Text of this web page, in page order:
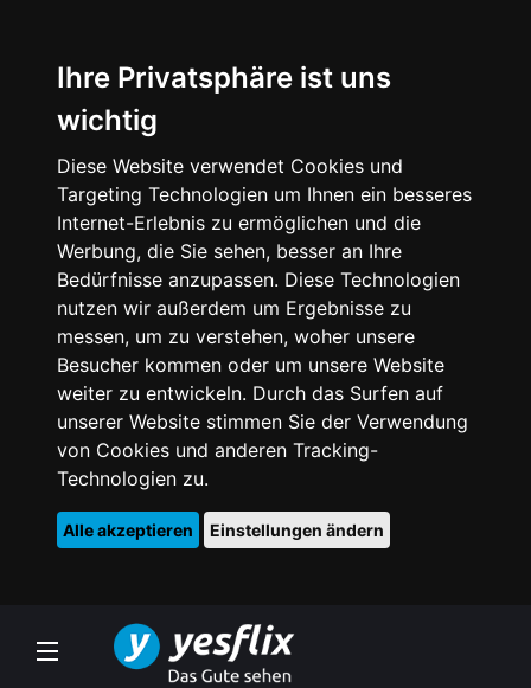
Ihre Privatsphäre ist uns
wichtig
Diese Website verwendet Cookies und
Targeting Technologien um Ihnen ein besseres
Internet-Erlebnis zu ermöglichen und die
Werbung, die Sie sehen, besser an Ihre
Bedürfnisse anzupassen. Diese Technologien
nutzen wir außerdem um Ergebnisse zu
messen, um zu verstehen, woher unsere
Besucher kommen oder um unsere Website
weiter zu entwickeln. Durch das Surfen auf
unserer Website stimmen Sie der Verwendung
von Cookies und anderen Tracking-
Technologien zu.
Alle akzeptieren Einstellungen ändern